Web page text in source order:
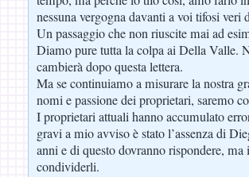
nessuna vergogna davanti a voi tifosi veri
Un passaggio che non riuscite mai ad
Diamo pure tutta la colpa ai Della Valle.
cambierà dopo questa lettera.
Ma se continuiamo a misurare la nostra
nomi e passione dei proprietari, saremo
I proprietari attuali hanno accumulato
gravi a mio avviso è stato l’assenza di
anni e di questo dovranno rispondere,
condividerli.